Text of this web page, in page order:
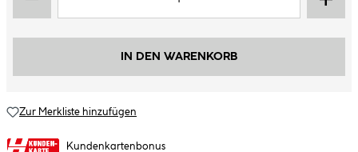
IN DEN WARENKORB
Zur Merkliste hinzufügen
Kundenkartenbonus